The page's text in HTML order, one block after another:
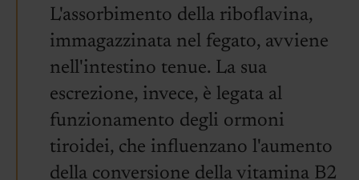
L'assorbimento della riboflavina,
immagazzinata nel fegato, avviene
nell'intestino tenue. La sua
escrezione, invece, è legata al
funzionamento degli ormoni
tiroidei, che influenzano l'aumento
della conversione della vitamina B2